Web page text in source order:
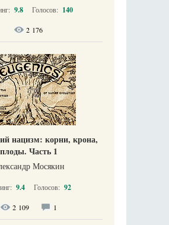
9.8 Голосов: 140
2 176
нацизм: корни, крона,
плоды. Часть 1
Мосякин
9.4 Голосов: 92
2 109 1